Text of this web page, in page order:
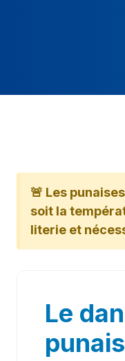
🚨 Les
soit la
literie et
Le